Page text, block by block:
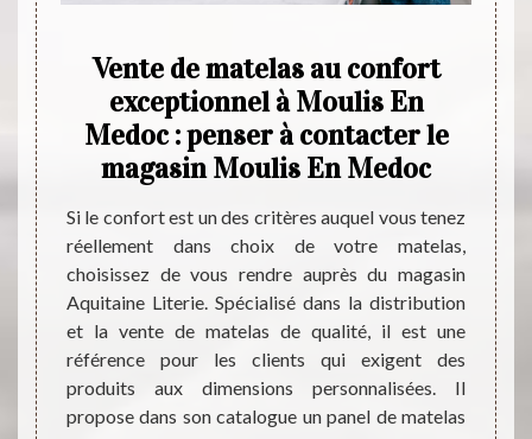
de
qui
est
une
une
prix
Vente de matelas au confort
exceptionnel à Moulis En
Medoc : penser à contacter le
magasin Moulis En Medoc
Si le confort est un des critères auquel vous tenez
réellement dans choix de votre matelas,
choisissez de vous rendre auprès du magasin
Aquitaine Literie. Spécialisé dans la distribution
et la vente de matelas de qualité, il est une
référence pour les clients qui exigent des
produits aux dimensions personnalisées. Il
propose dans son catalogue un panel de matelas